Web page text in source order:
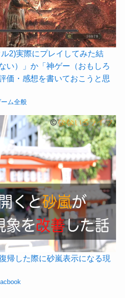
2)実際にプレイしてみた結
い）」か「神ゲー（おもしろ
価・感想を書いておこうと思
ム全般
帰した際に砂嵐表示になる現